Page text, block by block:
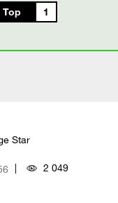
1
Star
2 049